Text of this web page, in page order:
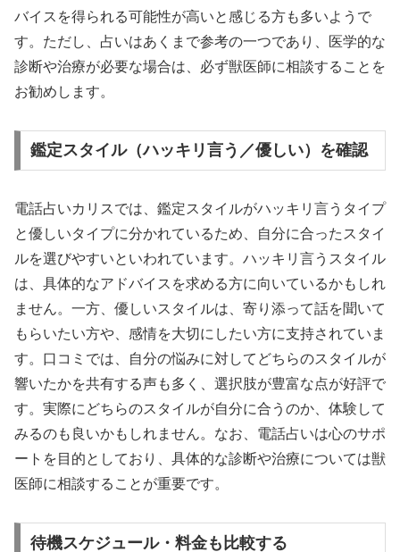
バイスを得られる可能性が高いと感じる方も多いようで
す。ただし、占いはあくまで参考の一つであり、医学的な
診断や治療が必要な場合は、必ず獣医師に相談することを
お勧めします。
鑑定スタイル（ハッキリ言う／優しい）を確認
電話占いカリスでは、鑑定スタイルがハッキリ言うタイプ
と優しいタイプに分かれているため、自分に合ったスタイ
ルを選びやすいといわれています。ハッキリ言うスタイル
は、具体的なアドバイスを求める方に向いているかもしれ
ません。一方、優しいスタイルは、寄り添って話を聞いて
もらいたい方や、感情を大切にしたい方に支持されていま
す。口コミでは、自分の悩みに対してどちらのスタイルが
響いたかを共有する声も多く、選択肢が豊富な点が好評で
す。実際にどちらのスタイルが自分に合うのか、体験して
みるのも良いかもしれません。なお、電話占いは心のサポ
ートを目的としており、具体的な診断や治療については獣
医師に相談することが重要です。
待機スケジュール・料金も比較する